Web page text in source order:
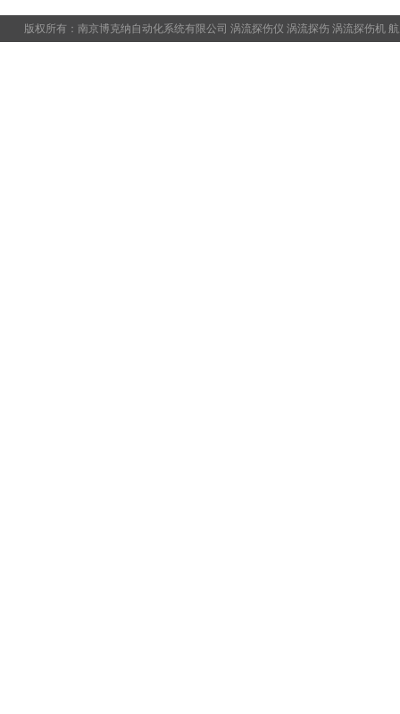
版权所有：南京博克纳自动化系统有限公司 涡流探伤仪 涡流探伤 涡流探伤机